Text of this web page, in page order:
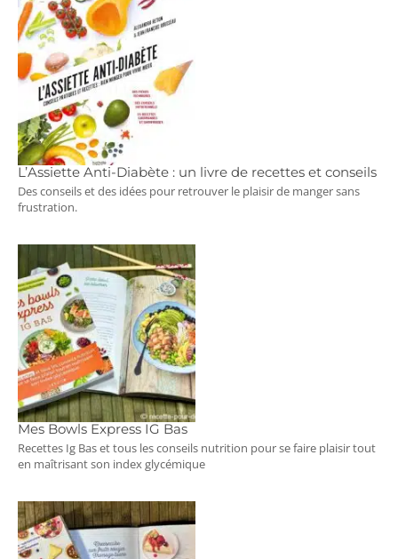
L’Assiette Anti-Diabète : un livre de recettes et conseils
Des conseils et des idées pour retrouver le plaisir de manger sans
frustration.
Mes Bowls Express IG Bas
Recettes Ig Bas et tous les conseils nutrition pour se faire plaisir tout
en maîtrisant son index glycémique